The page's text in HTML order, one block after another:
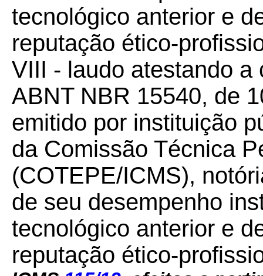
tecnológico anterior e
reputação ético-
VIII - laudo atestando a
ABNT NBR 15540, de
emitido por instituição
da Comissão Técnica
(COTEPE/ICMS),
de seu desempenho
tecnológico anterior e
reputação ético-